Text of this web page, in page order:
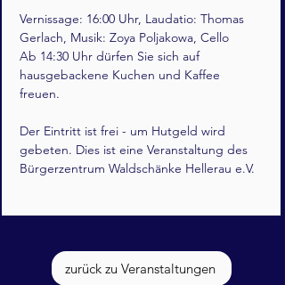
Vernissage: 16:00 Uhr, Laudatio: Thomas
Gerlach, Musik: Zoya Poljakowa, Cello
Ab 14:30 Uhr dürfen Sie sich auf
hausgebackene Kuchen und Kaffee
freuen.
Der Eintritt ist frei - um Hutgeld wird
gebeten. Dies ist eine Veranstaltung des
Bürgerzentrum Waldschänke Hellerau e.V.
zurück zu Veranstaltungen